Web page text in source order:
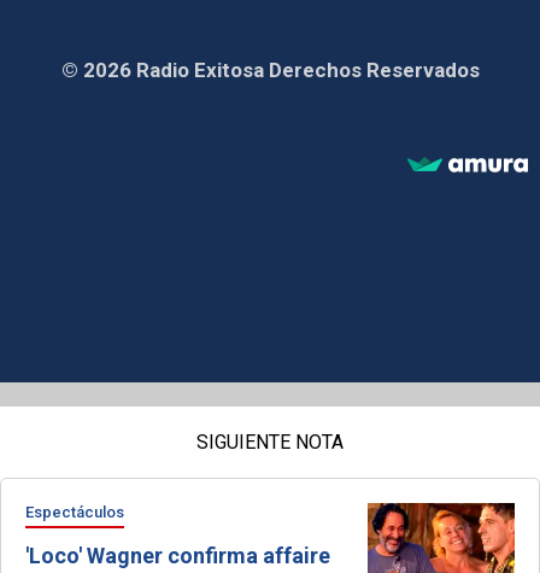
© 2026 Radio Exitosa Derechos Reservados
SIGUIENTE NOTA
Espectáculos
'Loco' Wagner confirma affaire